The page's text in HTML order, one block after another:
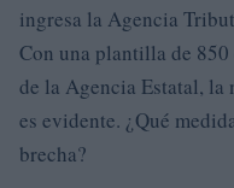
ingresa la Agencia
Con una plantilla de 850
de la Agencia Estatal, la
es evidente. ¿Qué
brecha?